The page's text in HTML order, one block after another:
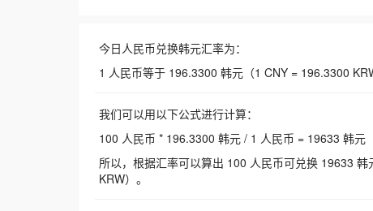
今日人民币兑换韩元汇率为：
1 人民币等于 196.3300 韩元（1 CNY = 196.3300
我们可以用以下公式进行计算：
100 人民币 * 196.3300 韩元 / 1 人民币 = 19633 韩元
所以，根据汇率可以算出 100 人民币可兑换 19633
KRW）。